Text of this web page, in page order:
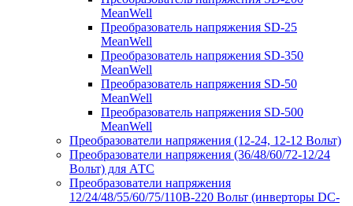
MeanWell
Преобразователь напряжения SD-25
MeanWell
Преобразователь напряжения SD-350
MeanWell
Преобразователь напряжения SD-50
MeanWell
Преобразователь напряжения SD-500
MeanWell
Преобразователи напряжения (12-24, 12-12 Вольт)
Преобразователи напряжения (36/48/60/72-12/24
Вольт) для АТС
Преобразователи напряжения
12/24/48/55/60/75/110В-220 Вольт (инверторы DC-